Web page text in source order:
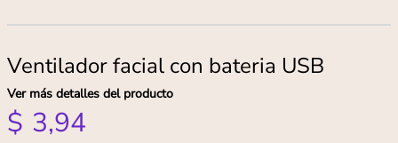
Ventilador facial con bateria USB
Ver más detalles del producto
$ 3,94